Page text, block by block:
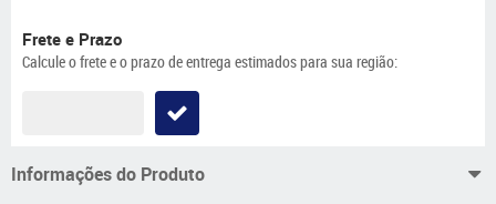
Frete e Prazo
Calcule o frete e o prazo de entrega estimados para sua região:
Informações do Produto